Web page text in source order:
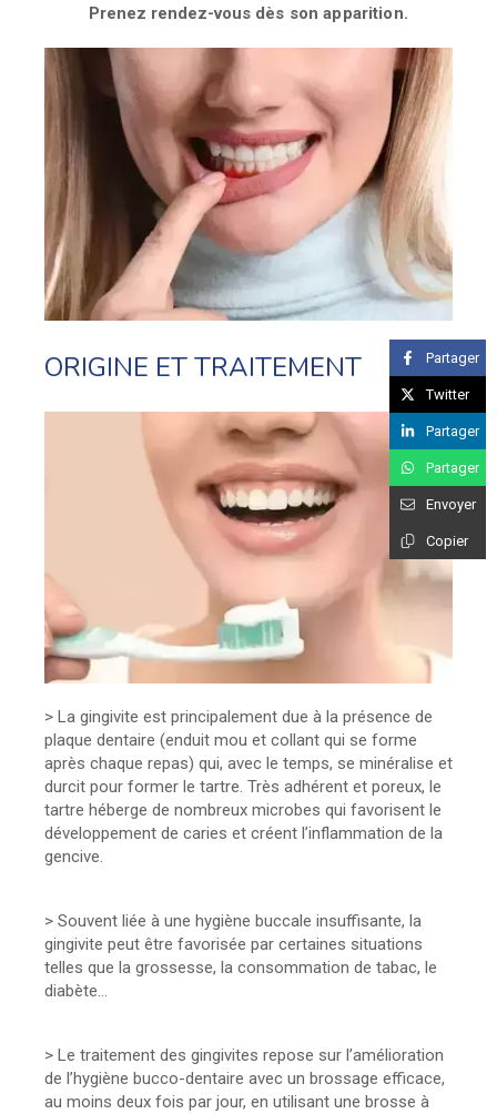
Prenez rendez-vous dès son apparition.
ORIGINE ET TRAITEMENT
> La gingivite est principalement due à la présence de
plaque dentaire (enduit mou et collant qui se forme
après chaque repas) qui, avec le temps, se minéralise et
durcit pour former le tartre. Très adhérent et poreux, le
tartre héberge de nombreux microbes qui favorisent le
développement de caries et créent l’inflammation de la
gencive.
> Souvent liée à une hygiène buccale insuffisante, la
gingivite peut être favorisée par certaines situations
telles que la grossesse, la consommation de tabac, le
diabète...
> Le traitement des gingivites repose sur l’amélioration
de l’hygiène bucco-dentaire avec un brossage efficace,
au moins deux fois par jour, en utilisant une brosse à
Partager
Twitter
Partager
Partager
Envoyer
Copier